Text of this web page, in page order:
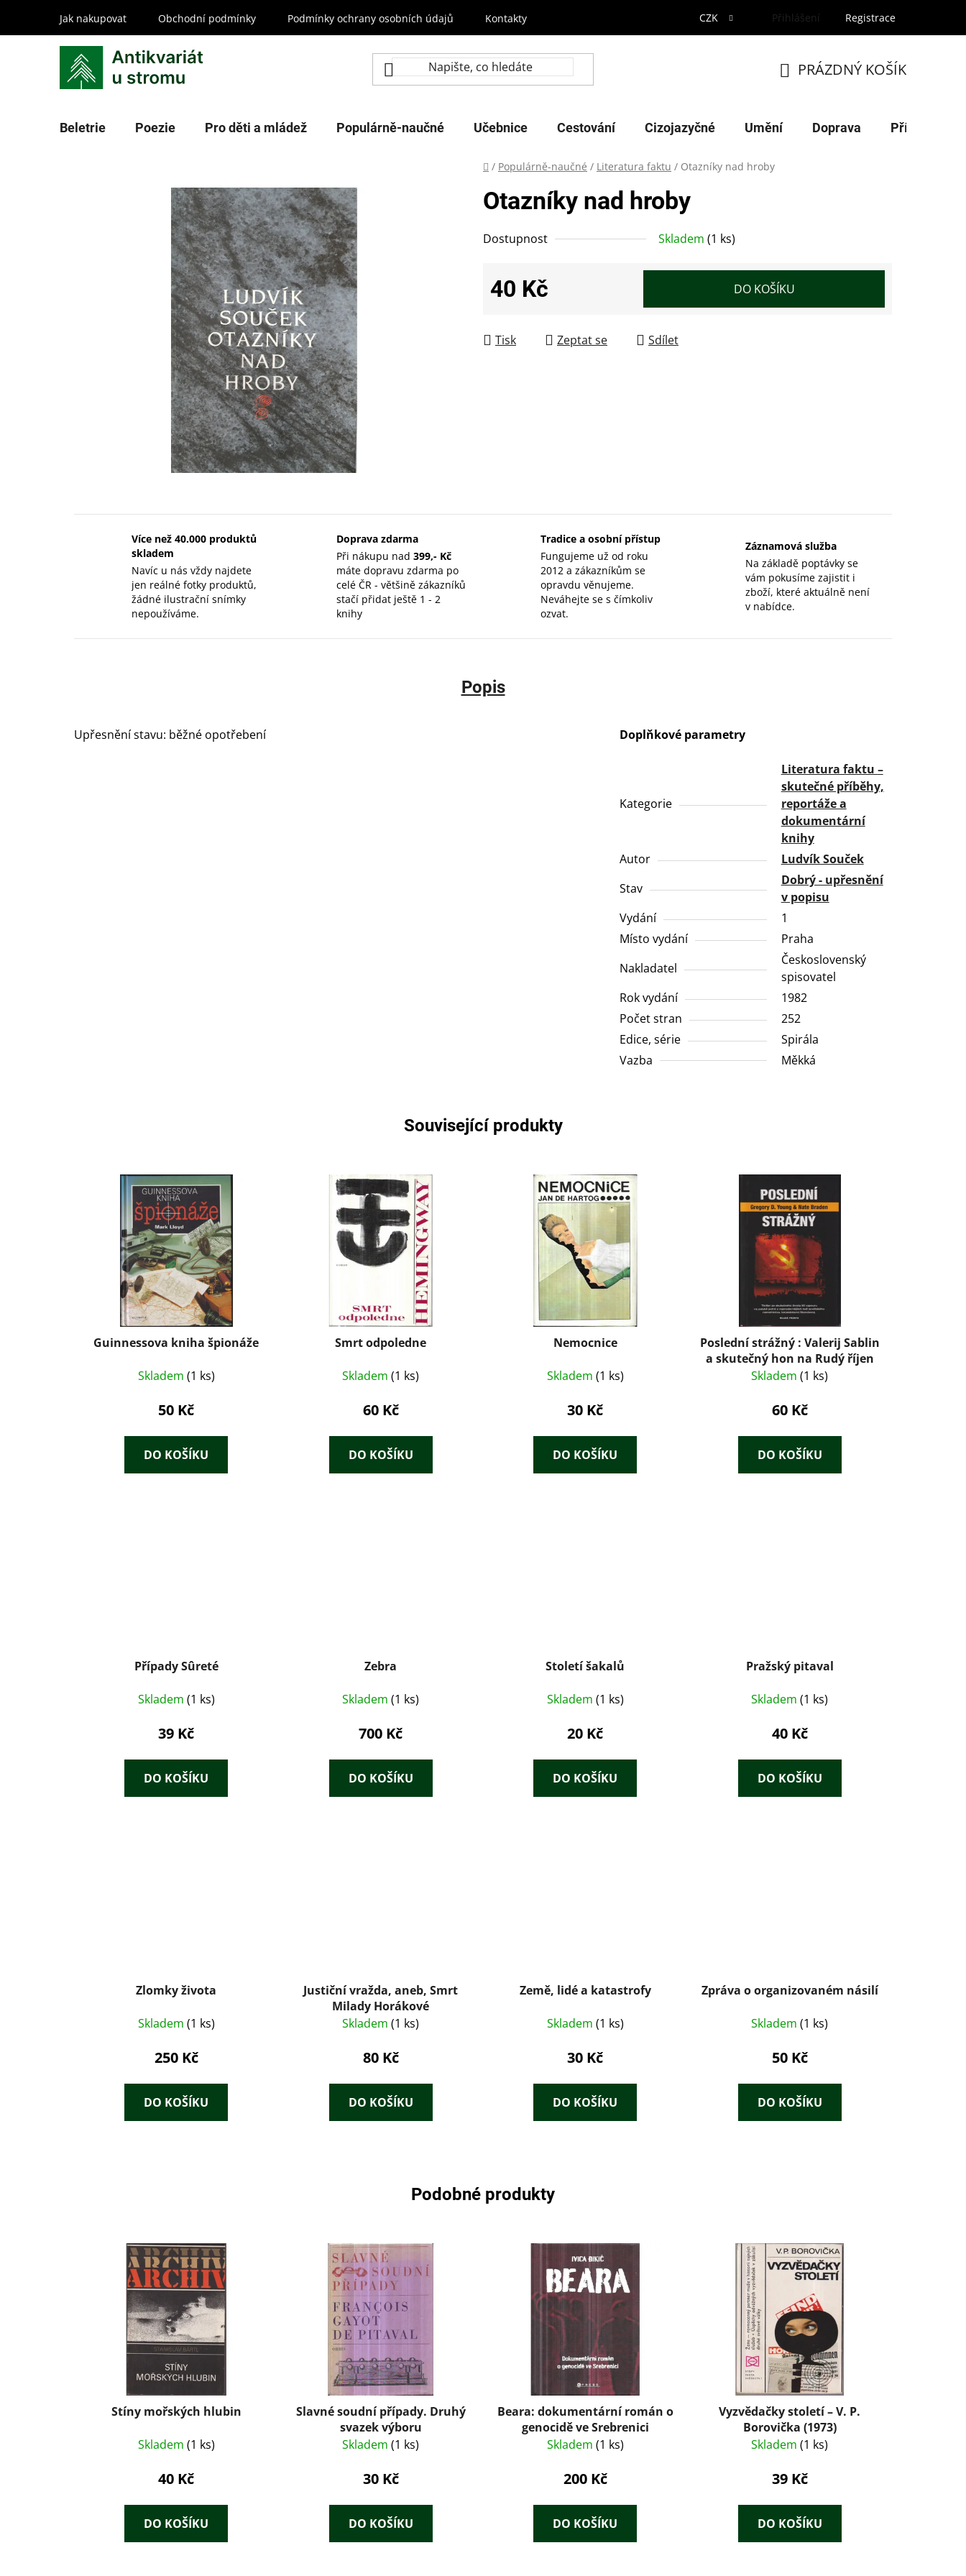
obsah
Jak nakupovat Obchodní podmínky Podmínky ochrany osobních údajů Kontakty CZK Přihlášení Registrace
KOŠÍK
PRÁZDNÝ KOŠÍK
Beletrie Poezie Pro děti a mládež Populárně-naučné Učebnice Cestování Cizojazyčné Umění Doprava Příroda
Domů
/ Populárně-naučné / Literatura faktu / Otazníky nad hroby
Otazníky nad hroby
Dostupnost Skladem (1 ks)
40 Kč DO KOŠÍKU
Tisk Zeptat se Sdílet
Více než 40.000 produktů
skladem
Navíc u nás vždy najdete
jen reálné fotky produktů,
žádné ilustrační snímky
nepoužíváme.
Doprava zdarma
Při nákupu nad 399,- Kč
máte dopravu zdarma po
celé ČR - většině zákazníků
stačí přidat ještě 1 - 2
knihy
Tradice a osobní přístup
Fungujeme už od roku
2012 a zákazníkům se
opravdu věnujeme.
Neváhejte se s čímkoliv
ozvat.
Záznamová služba
Na základě poptávky se
vám pokusíme zajistit i
zboží, které aktuálně není
v nabídce.
Popis
Upřesnění stavu: běžné opotřebení Doplňkové parametry
Kategorie
Literatura faktu –
skutečné příběhy,
reportáže a
dokumentární
knihy
Autor
Ludvík Souček
Stav
Dobrý - upřesnění
v popisu
Vydání
1
Místo vydání
Praha
Nakladatel
Československý
spisovatel
Rok vydání
1982
Počet stran
252
Edice, série
Spirála
Vazba
Měkká
Související produkty
Guinnessova kniha špionáže
Skladem (1 ks)
50 Kč
DO KOŠÍKU
Smrt odpoledne
Skladem(1 ks)
60 Kč
DO KOŠÍKU
Nemocnice
Skladem (1 ks)
30 Kč
DO KOŠÍKU
Poslední strážný : Valerij Sablin
a skutečný hon na Rudý říjen
Skladem(1 ks)
60 Kč
DO KOŠÍKU
Případy Sûreté
Skladem (1 ks)
39 Kč
DO KOŠÍKU
Zebra
Skladem(1 ks)
700 Kč
DO KOŠÍKU
Století šakalů
Skladem (1 ks)
20 Kč
DO KOŠÍKU
Pražský pitaval
Skladem(1 ks)
40 Kč
DO KOŠÍKU
Zlomky života
Skladem (1 ks)
250 Kč
DO KOŠÍKU
Justiční vražda, aneb, Smrt
Milady Horákové
Skladem(1 ks)
80 Kč
DO KOŠÍKU
Země, lidé a katastrofy
Skladem (1 ks)
30 Kč
DO KOŠÍKU
Zpráva o organizovaném násilí
Skladem(1 ks)
50 Kč
DO KOŠÍKU
Podobné produkty
Stíny mořských hlubin
Skladem (1 ks)
40 Kč
DO KOŠÍKU
Slavné soudní případy. Druhý
svazek výboru
Skladem(1 ks)
30 Kč
DO KOŠÍKU
Beara: dokumentární román o
genocidě ve Srebrenici
Skladem (1 ks)
200 Kč
DO KOŠÍKU
Vyzvědačky století – V. P.
Borovička (1973)
Skladem(1 ks)
39 Kč
DO KOŠÍKU